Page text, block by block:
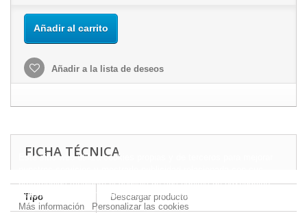
Añadir al carrito
Añadir a la lista de deseos
FICHA TÉCNICA
Tipo Descargar producto
Este sitio web utiliza cookies propias y de terceros para mejorar
preferencias mediante el análisis de sus hábitos de navegación.
Para dar su consentimiento sobre su uso pulse el botón Acepto.
Más información
Personalizar las cookies